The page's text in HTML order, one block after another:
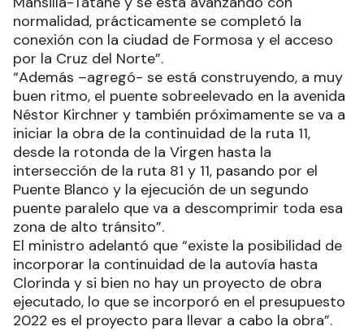
normalidad, prácticamente se completó la
conexión con la ciudad de Formosa y el acceso
por la Cruz del Norte”.
“Además –agregó- se está construyendo, a muy
buen ritmo, el puente sobreelevado en la avenida
Néstor Kirchner y también próximamente se va a
iniciar la obra de la continuidad de la ruta 11,
desde la rotonda de la Virgen hasta la
intersección de la ruta 81 y 11, pasando por el
Puente Blanco y la ejecución de un segundo
puente paralelo que va a descomprimir toda esa
zona de alto tránsito”.
El ministro adelantó que “existe la posibilidad de
incorporar la continuidad de la autovía hasta
Clorinda y si bien no hay un proyecto de obra
ejecutado, lo que se incorporó en el presupuesto
2022 es el proyecto para llevar a cabo la obra”.